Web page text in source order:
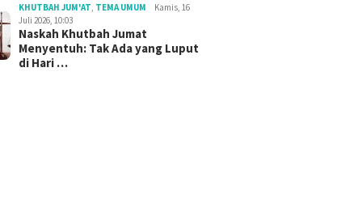
KHUTBAH JUM'AT, TEMA UMUM
Kamis, 16
Juli 2026, 10:03
Naskah Khutbah Jumat
Menyentuh: Tak Ada yang Luput
di Hari …